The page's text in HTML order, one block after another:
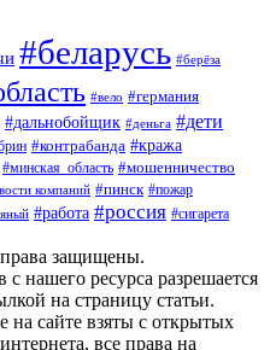
#беларусь #берёза
#вело #германия
#дальнобойщик #деньга #дети
#контрабанда #кража
#минская_область #мошенничество
компаний #пинск #пожар
#работа #россия #сигарета
защищены.
нашего ресурса разрешается
на страницу статьи.
на сайте взяты с открытых
все права на